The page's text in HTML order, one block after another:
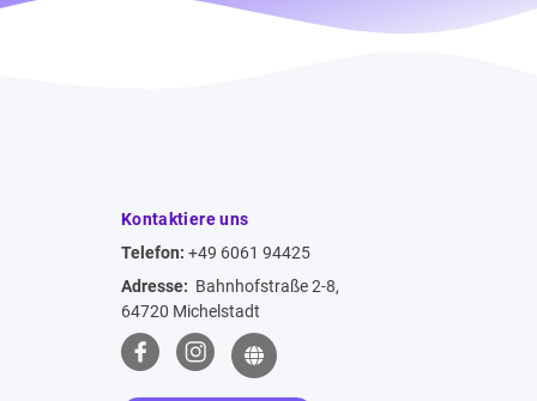
Kontaktiere uns
Telefon: +49 6061 94425
Adresse: Bahnhofstraße 2-8,
64720 Michelstadt